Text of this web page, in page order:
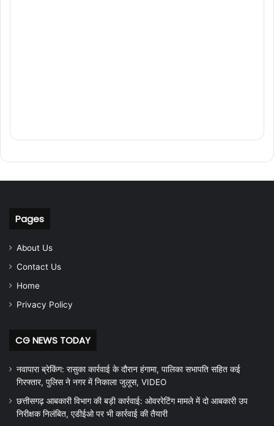
Pages
About Us
Contact Us
Home
Privacy Policy
CG NEWS TODAY
नवापारा ब्रेकिंग: रासुका कार्रवाई के दौरान हंगामा, पालिका सभापति सहित कई
गिरफ्तार, पुलिस ने नगर में निकाला जुलूस, VIDEO
छत्तीसगढ़ आबकारी विभाग की बड़ी कार्रवाई: ओवररेटिंग मामले में दो आबकारी उप
निरीक्षक निलंबित, एडीईओ पर भी कार्रवाई की तैयारी